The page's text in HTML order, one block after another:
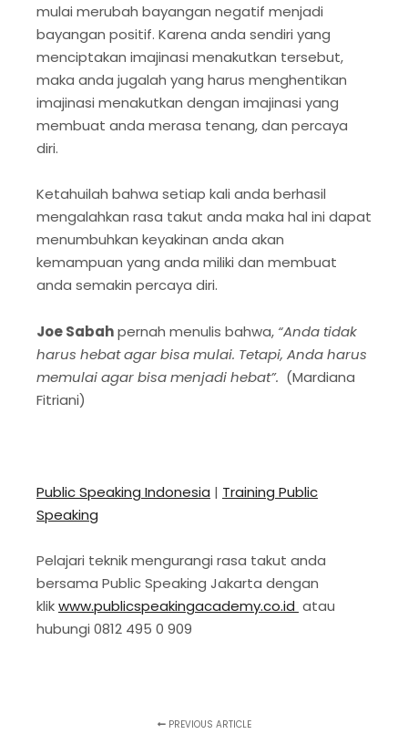
mulai merubah bayangan negatif menjadi
bayangan positif. Karena anda sendiri yang
menciptakan imajinasi menakutkan tersebut,
maka anda jugalah yang harus menghentikan
imajinasi menakutkan dengan imajinasi yang
membuat anda merasa tenang, dan percaya
diri.
Ketahuilah bahwa setiap kali anda berhasil
mengalahkan rasa takut anda maka hal ini dapat
menumbuhkan keyakinan anda akan
kemampuan yang anda miliki dan membuat
anda semakin percaya diri.
Joe Sabahpernah menulis bahwa, “Anda tidak
harus hebat agar bisa mulai. Tetapi, Anda harus
memulai agar bisa menjadi hebat”. (Mardiana
Fitriani)
Public Speaking Indonesia | Training Public
Speaking
Pelajari teknik mengurangi rasa takut anda
bersama Public Speaking Jakarta dengan
klikwww.publicspeakingacademy.co.id atau
hubungi 0812 495 0 909
PREVIOUS ARTICLE